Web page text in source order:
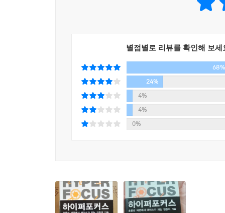
유혹에 시달리는 뇌, 피곤에 찌든 뇌를 위해선 세
새로운 시대의 생산성은 창의성이다
의도는 견고하게, 아이디어는 멀리 흩뿌려라
현실을 넘어 생산성의 미래까지 과감히 내다보는 책
의도된 이완은 창의성을 생산한다. 저자는 다른
우리 뇌의 영역에 흩뿌려두고 산만한 상태를 유
별점별로 리뷰를 확인해 보세
68%
24%
4%
4%
0%